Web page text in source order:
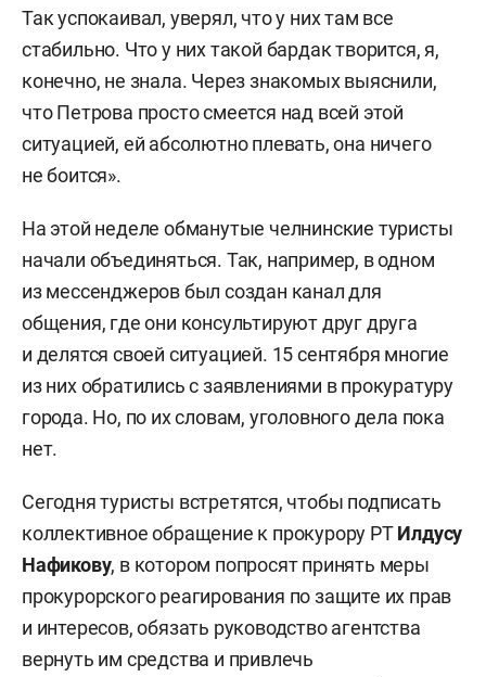
Так успокаивал, уверял, что у них там все
стабильно. Что у них такой бардак творится, я,
конечно, не знала. Через знакомых выяснили,
что Петрова просто смеется над всей этой
ситуацией, ей абсолютно плевать, она ничего
не боится».
На этой неделе обманутые челнинские туристы
начали объединяться. Так, например, в одном
из мессенджеров был создан канал для
общения, где они консультируют друг друга
и делятся своей ситуацией. 15 сентября многие
из них обратились с заявлениями в прокуратуру
города. Но, по их словам, уголовного дела пока
нет.
Сегодня туристы встретятся, чтобы подписать
коллективное обращение к прокурору РТИлдусу
Нафикову, в котором попросят принять меры
прокурорского реагирования по защите их прав
и интересов, обязать руководство агентства
вернуть им средства и привлечь